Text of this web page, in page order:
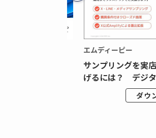
エムディーピー
サンプリングを実
げるには？ デジ
ダウ